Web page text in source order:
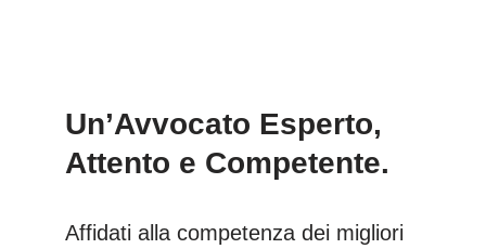
Un’Avvocato Esperto,
Attento e Competente.
Affidati alla competenza dei migliori